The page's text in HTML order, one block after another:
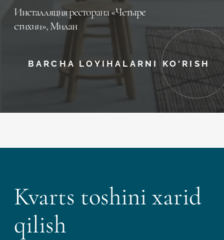
Инсталляция ресторана «Четыре
стихии», Милан
BARCHA LOYIHALARNI KO'RISH
Kvarts toshini xarid
qilish